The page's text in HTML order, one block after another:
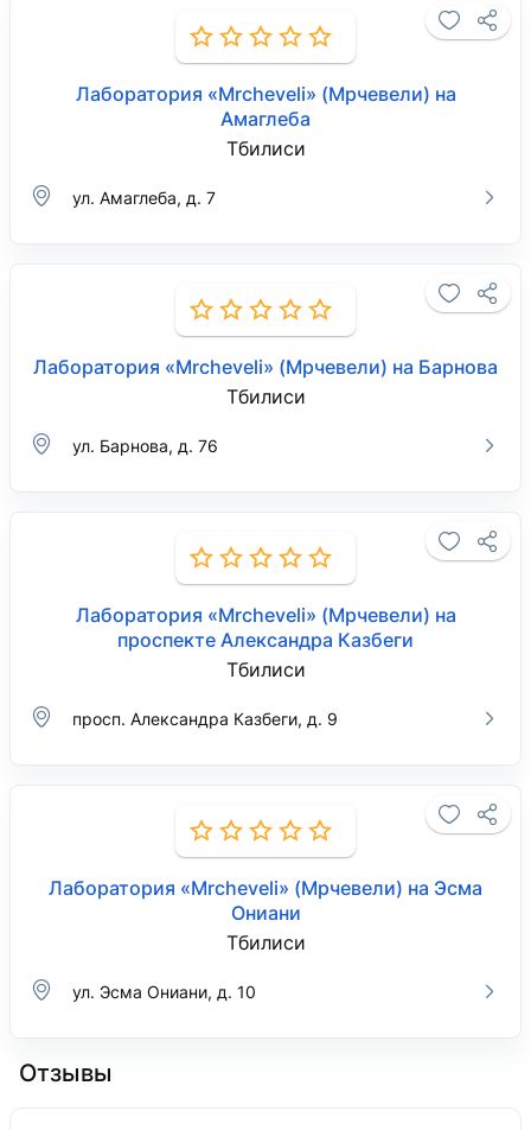
Лаборатория «Mrcheveli» (Мрчевели) на
Амаглеба
Тбилиси
ул. Амаглеба, д. 7
Лаборатория «Mrcheveli» (Мрчевели) на Барнова
Тбилиси
ул. Барнова, д. 76
Лаборатория «Mrcheveli» (Мрчевели) на
проспекте Александра Казбеги
Тбилиси
просп. Александра Казбеги, д. 9
Лаборатория «Mrcheveli» (Мрчевели) на Эсма
Ониани
Тбилиси
ул. Эсма Ониани, д. 10
Отзывы